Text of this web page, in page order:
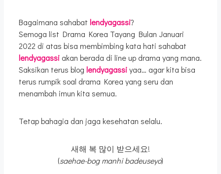
Bagaimana sahabat lendyagassi?
Semoga list Drama Korea Tayang Bulan Januari
2022 di atas bisa membimbing kata hati sahabat
lendyagassi akan berada di line up drama yang mana.
Saksikan terus blog lendyagassiyaa… agar kita bisa
terus rumpik soal drama Korea yang seru dan
menambah imun kita semua.
Tetap bahagia dan jaga kesehatan selalu.
새해 복 많이 받으세요!
(saehae-bog manhi badeuseyo)